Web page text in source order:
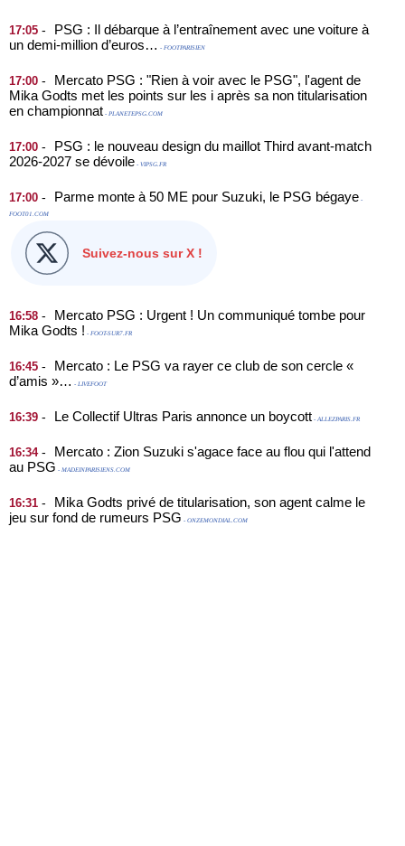
17:05 -
PSG : Il débarque à l’entraînement avec une voiture à
un demi-million d’euros… - FOOTPARISIEN
17:00 -
Mercato PSG : "Rien à voir avec le PSG", l'agent de
Mika Godts met les points sur les i après sa non titularisation
en championnat - PLANETEPSG.COM
17:00 -
PSG : le nouveau design du maillot Third avant-match
2026-2027 se dévoile - VIPSG.FR
17:00 - Parme monte à 50 ME pour Suzuki, le PSG bégaye -
FOOT01.COM
Suivez-nous sur X !
16:58 -
Mercato PSG : Urgent ! Un communiqué tombe pour
Mika Godts ! - FOOT-SUR7.FR
16:45 -
Mercato : Le PSG va rayer ce club de son cercle «
d’amis »… - LIVEFOOT
16:39 - Le Collectif Ultras Paris annonce un boycott - ALLEZPARIS.FR
16:34-
Mercato : Zion Suzuki s'agace face au flou qui l'attend
au PSG - MADEINPARISIENS.COM
16:31 -
Mika Godts privé de titularisation, son agent calme le
jeu sur fond de rumeurs PSG - ONZEMONDIAL.COM